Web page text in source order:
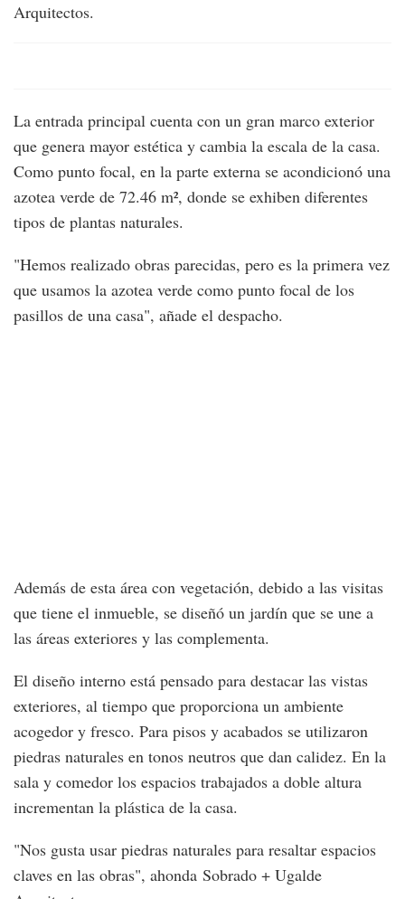
Arquitectos.
La entrada principal cuenta con un gran marco exterior
que genera mayor estética y cambia la escala de la casa.
Como punto focal, en la parte externa se acondicionó una
azotea verde de 72.46 m², donde se exhiben diferentes
tipos de plantas naturales.
"Hemos realizado obras parecidas, pero es la primera vez
que usamos la azotea verde como punto focal de los
pasillos de una casa", añade el despacho.
Además de esta área con vegetación, debido a las visitas
que tiene el inmueble, se diseñó un jardín que se une a
las áreas exteriores y las complementa.
El diseño interno está pensado para destacar las vistas
exteriores, al tiempo que proporciona un ambiente
acogedor y fresco. Para pisos y acabados se utilizaron
piedras naturales en tonos neutros que dan calidez. En la
sala y comedor los espacios trabajados a doble altura
incrementan la plástica de la casa.
"Nos gusta usar piedras naturales para resaltar espacios
claves en las obras", ahonda Sobrado + Ugalde